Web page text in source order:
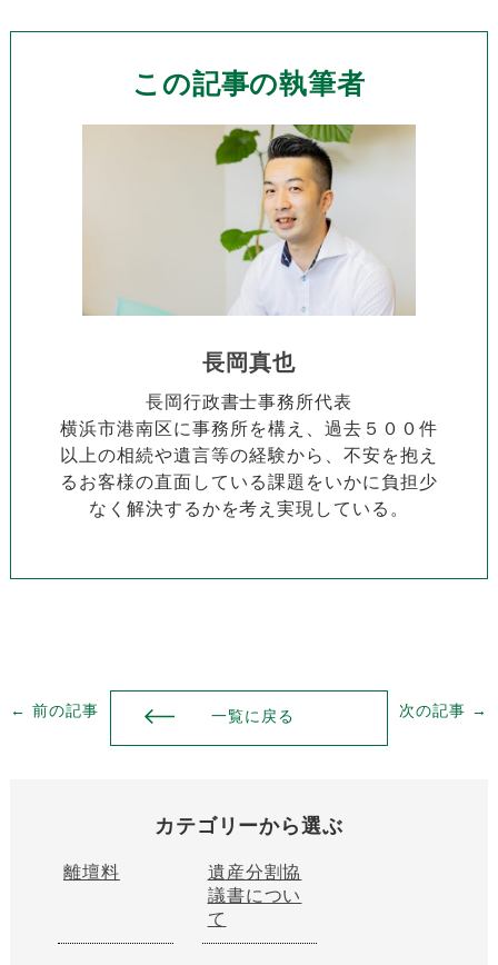
この記事の執筆者
長岡真也
長岡行政書士事務所代表
横浜市港南区に事務所を構え、過去５００件
以上の相続や遺言等の経験から、不安を抱え
るお客様の直面している課題をいかに負担少
なく解決するかを考え実現している。
← 前の記事 一覧に戻る 次の記事 →
カテゴリーから選ぶ
離壇料
遺産分割協
議書につい
て